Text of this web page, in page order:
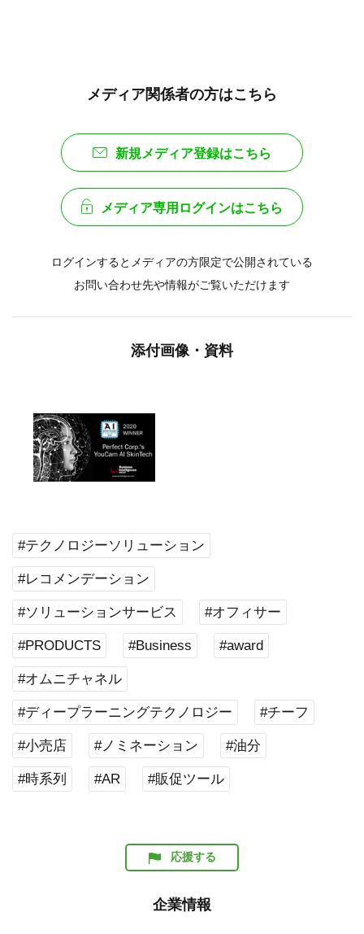
メディア関係者の方はこちら
新規メディア登録はこちら
メディア専用ログインはこちら
ログインするとメディアの方限定で公開されている
お問い合わせ先や情報がご覧いただけます
添付画像・資料
#テクノロジーソリューション
#レコメンデーション
#ソリューションサービス #オフィサー
#PRODUCTS #Business #award
#オムニチャネル
#ディープラーニングテクノロジー #チーフ
#小売店 #ノミネーション #油分
#時系列 #AR #販促ツール
応援する
企業情報